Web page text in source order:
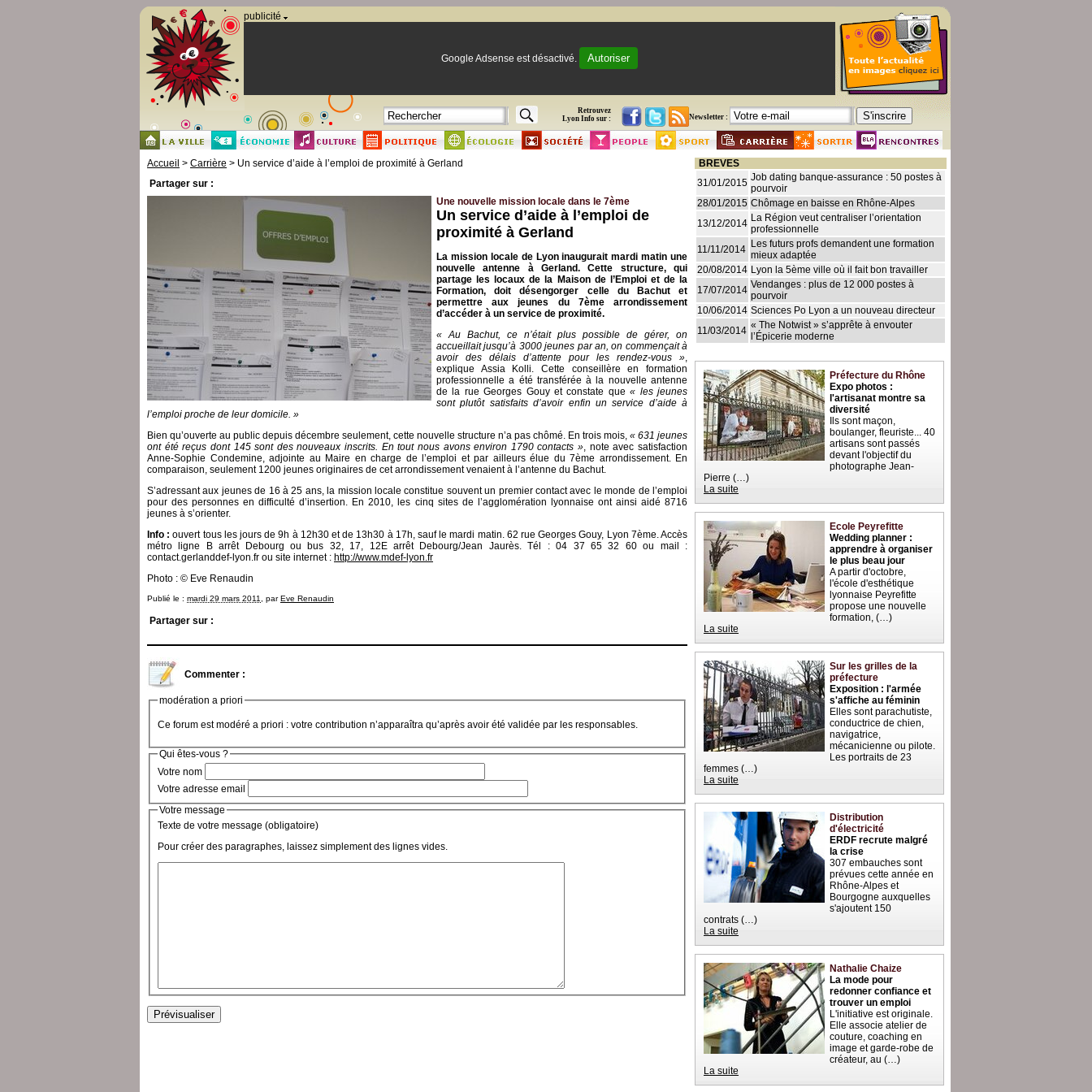
publicité
Google Adsense est désactivé. Autoriser
Retrouvez
Lyon Info sur :
Newsletter :
Accueil > Carrière > Un service d’aide à l’emploi de proximité à Gerland
Partager sur :
Une nouvelle mission locale dans le 7ème
Un service d’aide à l’emploi de
proximité à Gerland
La mission locale de Lyon inaugurait mardi matin une
nouvelle antenne à Gerland. Cette structure, qui
partage les locaux de la Maison de l’Emploi et de la
Formation, doit désengorger celle du Bachut et
permettre aux jeunes du 7ème arrondissement
d’accéder à un service de proximité.
« Au Bachut, ce n’était plus possible de gérer, on
accueillait jusqu’à 3000 jeunes par an, on commençait à
avoir des délais d’attente pour les rendez-vous »,
explique Assia Kolli. Cette conseillère en formation
professionnelle a été transférée à la nouvelle antenne
de la rue Georges Gouy et constate que« les jeunes
sont plutôt satisfaits d’avoir enfin un service d’aide à
l’emploi proche de leur domicile. »
Bien qu’ouverte au public depuis décembre seulement, cette nouvelle structure n’a pas chômé. En trois mois, « 631 jeunes
ont été reçus dont 145 sont des nouveaux inscrits. En tout nous avons environ 1790 contacts », note avec satisfaction
Anne-Sophie Condemine, adjointe au Maire en charge de l’emploi et par ailleurs élue du 7ème arrondissement. En
comparaison, seulement 1200 jeunes originaires de cet arrondissement venaient à l’antenne du Bachut.
S’adressant aux jeunes de 16 à 25 ans, la mission locale constitue souvent un premier contact avec le monde de l’emploi
pour des personnes en difficulté d’insertion. En 2010, les cinq sites de l’agglomération lyonnaise ont ainsi aidé 8716
jeunes à s’orienter.
Info : ouvert tous les jours de 9h à 12h30 et de 13h30 à 17h, sauf le mardi matin. 62 rue Georges Gouy, Lyon 7ème. Accès
métro ligne B arrêt Debourg ou bus 32, 17, 12E arrêt Debourg/Jean Jaurès. Tél : 04 37 65 32 60 ou mail :
contact.gerlanddef-lyon.fr ou site internet : http://www.mdef-lyon.fr
Photo : © Eve Renaudin
Publié le : mardi 29 mars 2011 , parEve Renaudin
Partager sur :
Commenter :
modération a priori
Ce forum est modéré a priori : votre contribution n’apparaîtra qu’après avoir été validée par les responsables.
Qui êtes-vous ?
Votre nom
Votre adresse email
Votre message
Texte de votre message (obligatoire)
Pour créer des paragraphes, laissez simplement des lignes vides.
BREVES
31/01/2015 Job dating banque-assurance : 50 postes à
pourvoir
28/01/2015 Chômage en baisse en Rhône-Alpes
13/12/2014 La Région veut centraliser l’orientation
professionnelle
11/11/2014 Les futurs profs demandent une formation
mieux adaptée
20/08/2014 Lyon la 5ème ville où il fait bon travailler
17/07/2014 Vendanges : plus de 12 000 postes à
pourvoir
10/06/2014 Sciences Po Lyon a un nouveau directeur
11/03/2014 « The Notwist » s’apprête à envouter
l’Épicerie moderne
Préfecture du Rhône
Expo photos :
l'artisanat montre sa
diversité
Ils sont maçon,
boulanger, fleuriste... 40
artisans sont passés
devant l'objectif du
photographe Jean-
Pierre (…)
La suite
Ecole Peyrefitte
Wedding planner :
apprendre à organiser
le plus beau jour
A partir d'octobre,
l'école d'esthétique
lyonnaise Peyrefitte
propose une nouvelle
formation, (…)
La suite
Sur les grilles de la
préfecture
Exposition : l'armée
s'affiche au féminin
Elles sont parachutiste,
conductrice de chien,
navigatrice,
mécanicienne ou pilote.
Les portraits de 23
femmes (…)
La suite
Distribution
d'électricité
ERDF recrute malgré
la crise
307 embauches sont
prévues cette année en
Rhône-Alpes et
Bourgogne auxquelles
s'ajoutent 150
contrats (…)
La suite
Nathalie Chaize
La mode pour
redonner confiance et
trouver un emploi
L'initiative est originale.
Elle associe atelier de
couture, coaching en
image et garde-robe de
créateur, au (…)
La suite
Panneau de gestion des cookies